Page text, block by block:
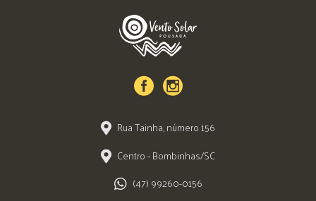
Rua Tainha, número 156
Centro - Bombinhas/SC
(47) 99260-0156